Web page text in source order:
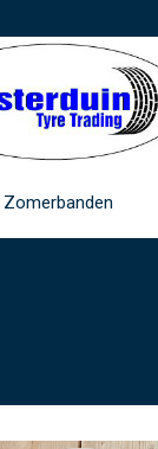
Zomerbanden